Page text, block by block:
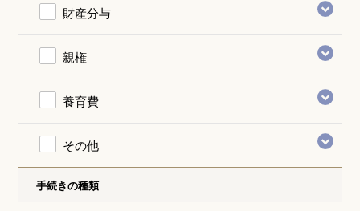
財産分与
親権
養育費
その他
手続きの種類